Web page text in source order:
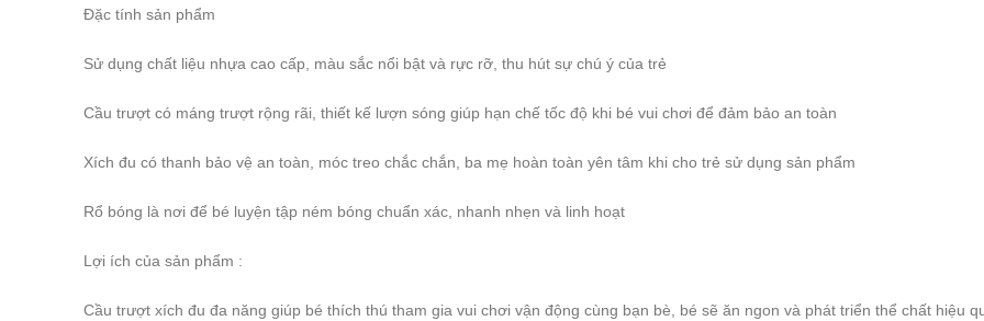
Đặc tính sản phẩm
Sử dụng chất liệu nhựa cao cấp, màu sắc nổi bật và rực rỡ, thu hút sự chú ý của trẻ
Cầu trượt có máng trượt rộng rãi, thiết kế lượn sóng giúp hạn chế tốc độ khi bé vui chơi để đảm bảo an toàn
Xích đu có thanh bảo vệ an toàn, móc treo chắc chắn, ba mẹ hoàn toàn yên tâm khi cho trẻ sử dụng sản phẩm
Rổ bóng là nơi để bé luyện tập ném bóng chuẩn xác, nhanh nhẹn và linh hoạt
Lợi ích của sản phẩm :
Cầu trượt xích đu đa năng giúp bé thích thú tham gia vui chơi vận động cùng bạn bè, bé sẽ ăn ngon và phát triển thể chất hiệu